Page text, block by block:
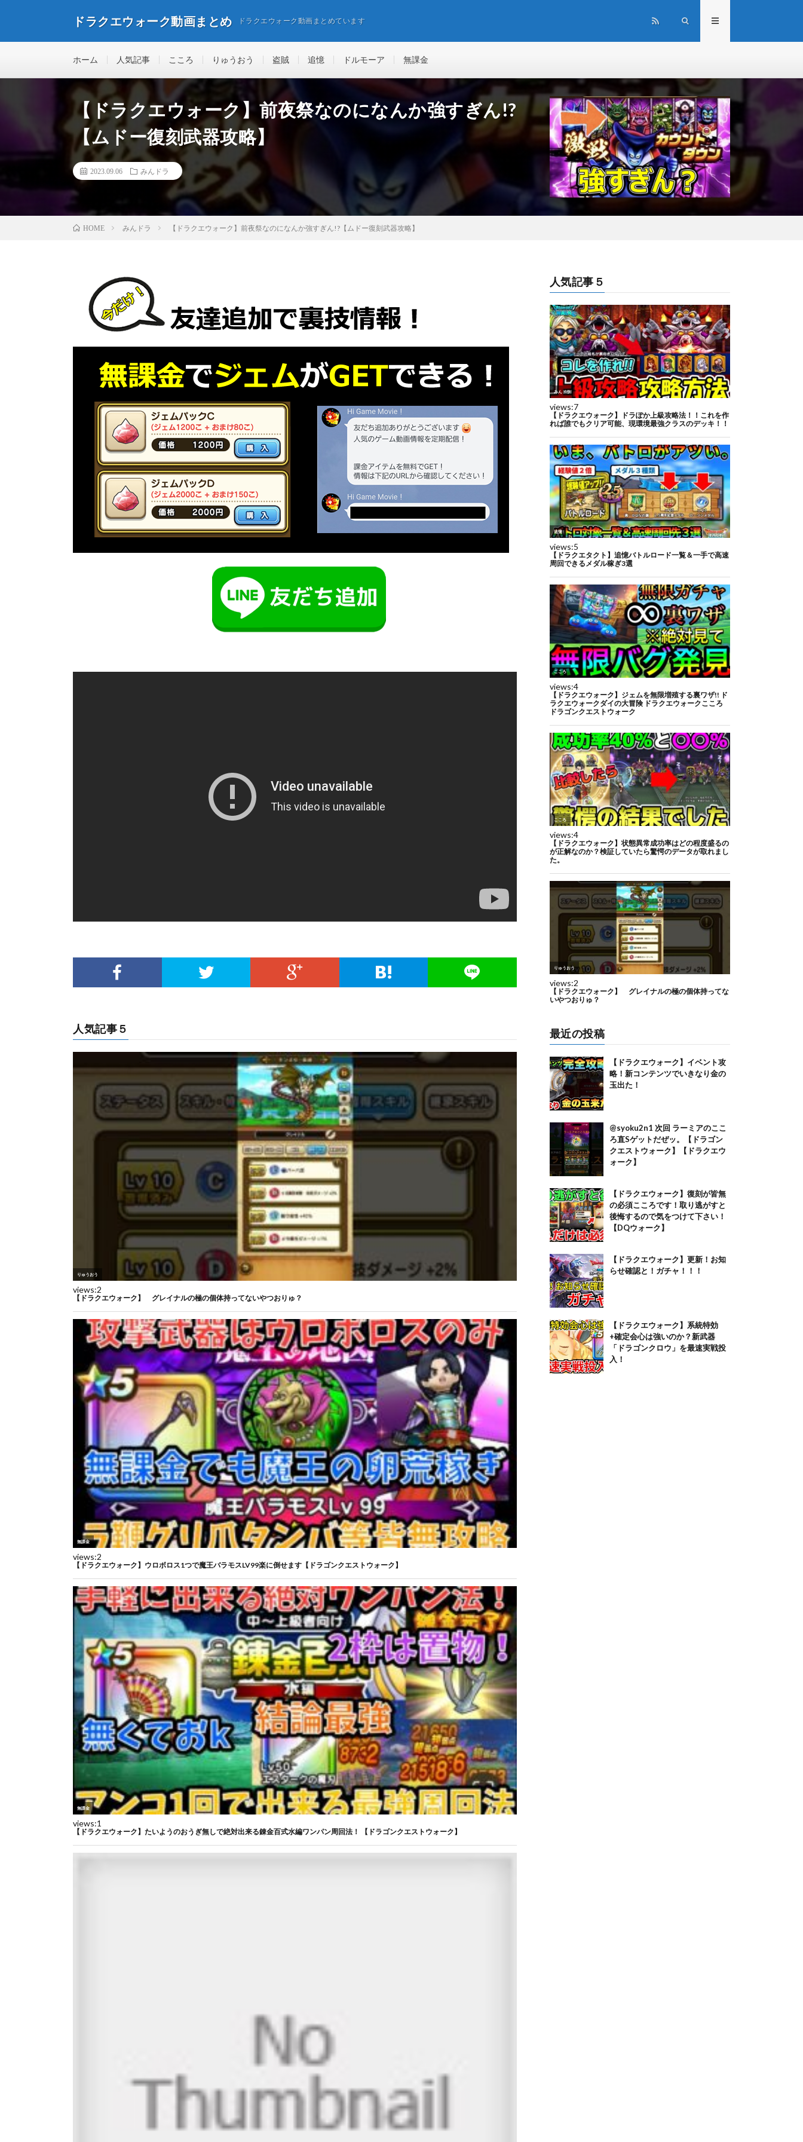
ドラクエウォーク動画まとめ ドラクエウォーク動画まとめています
ホーム 人気記事 こころ りゅうおう 盗賊 追憶 ドルモーア 無課金
【ドラクエウォーク】前夜祭なのになんか強すぎん!?
【ムドー復刻武器攻略】
2023.09.06 みんドラ
HOME みんドラ 【ドラクエウォーク】前夜祭なのになんか強すぎん!?【ムドー復刻武器攻略】
人気記事５
人気記事５
最近の投稿
【ドラクエウォーク】イベント攻
略！新コンテンツでいきなり金の
玉出た！
@syoku2n1 次回 ラーミアのここ
ろ直Sゲットだぜッ。【ドラゴン
クエストウォーク】【ドラクエウ
ォーク】
【ドラクエウォーク】復刻が皆無
の必須こころです！取り逃がすと
後悔するので気をつけて下さい！
【DQウォーク】
【ドラクエウォーク】更新！お知
らせ確認と！ガチャ！！！
【ドラクエウォーク】系統特効
+確定会心は強いのか？新武器
「ドラゴンクロウ」を最速実戦投
入！